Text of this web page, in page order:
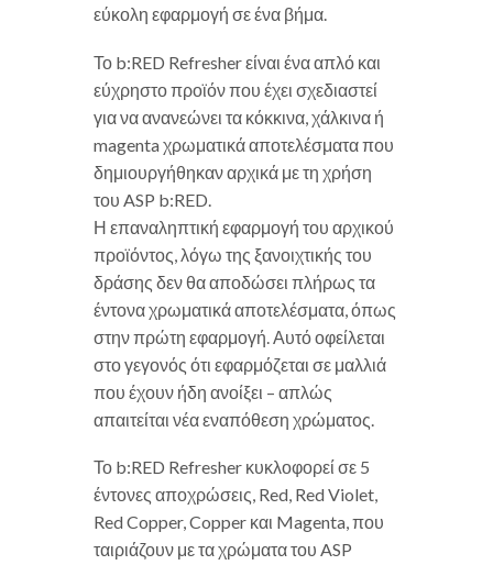
εύκολη εφαρμογή σε ένα βήμα.
Το b:RED Refresher είναι ένα απλό και
εύχρηστο προϊόν που έχει σχεδιαστεί
για να ανανεώνει τα κόκκινα, χάλκινα ή
magenta χρωματικά αποτελέσματα που
δημιουργήθηκαν αρχικά με τη χρήση
του ASP b:RED.
Η επαναληπτική εφαρμογή του αρχικού
προϊόντος, λόγω της ξανοιχτικής του
δράσης δεν θα αποδώσει πλήρως τα
έντονα χρωματικά αποτελέσματα, όπως
στην πρώτη εφαρμογή. Αυτό οφείλεται
στο γεγονός ότι εφαρμόζεται σε μαλλιά
που έχουν ήδη ανοίξει – απλώς
απαιτείται νέα εναπόθεση χρώματος.
Το b:RED Refresher κυκλοφορεί σε 5
έντονες αποχρώσεις, Red, Red Violet,
Red Copper, Copper και Magenta, που
ταιριάζουν με τα χρώματα του ASP